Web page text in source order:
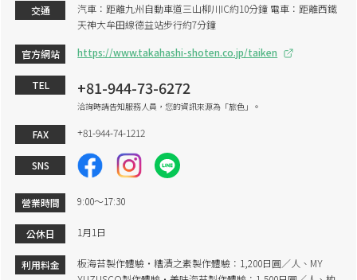
交通
汽車：距離九州自動車道三山柳川IC約10分鐘 電車：距離西鐵
天神大牟田線德益站步行約7分鐘
官方網站 https://www.takahashi-shoten.co.jp/taiken
TEL +81-944-73-6272
洽詢時請告知服務人員，您的資訊來源為「旅色」。
FAX +81-944-74-1212
SNS
營業時間 9:00～17:30
公休日 1月1日
利用料金
板海苔製作體驗・糟漬之素製作體驗：1,200日圓／人、MY